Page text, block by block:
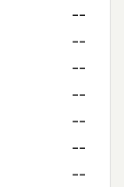
--
--
--
--
--
--
--